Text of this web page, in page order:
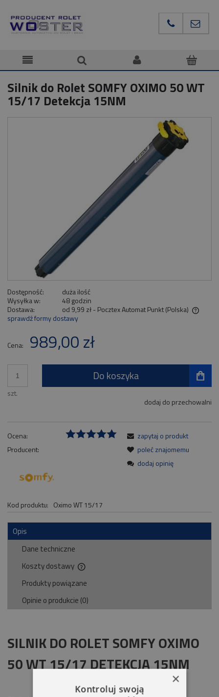
Silnik do Rolet SOMFY OXIMO 50 WT
15/17 Detekcja 15NM
Dostępność:
duża ilość
Wysyłka w:
48 godzin
Dostawa:
od 9,99 zł - Pocztex Automat Punkt (Polska)
Cena nie zawiera ewentualnych kosztów płatności
sprawdź formy dostawy
Cena: 989,00 zł
szt.
Do koszyka
dodaj do przechowalni
Ocena:
Producent:
Kod produktu: Oximo WT 15/17
zapytaj o produkt
poleć znajomemu
dodaj opinię
Opis
Dane techniczne
Koszty dostawy
Cena nie zawiera ewentualnych kosztów płatności
Produkty powiązane
Opinie o produkcie (0)
SILNIK DO ROLET SOMFY OXIMO
50 WT 15/17 DETEKCJA 15NM
×
Kontroluj swoją